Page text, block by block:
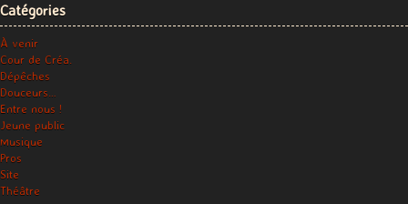
Catégories
À venir
Cour de Créa.
Dépêches
Douceurs…
Entre nous !
Jeune public
Musique
Pros
Site
Théâtre